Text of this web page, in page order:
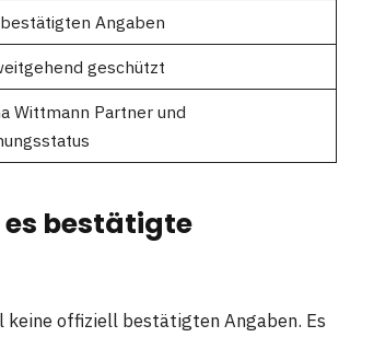
Angaben
geschützt
Wittmann Partner und
bestätigte
offiziell bestätigten Angaben. Es